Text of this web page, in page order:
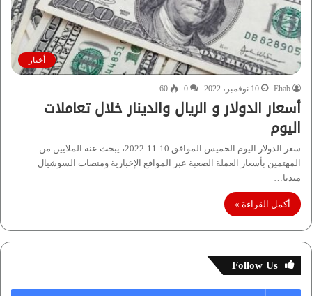
أخبار
Ehab 10 نوفمبر، 2022 0
60
أسعار الدولار و الريال والدينار خلال تعاملات
اليوم
سعر الدولار اليوم الخميس الموافق 10-11-2022، يبحث عنه الملايين من
المهتمين بأسعار العملة الصعبة عبر المواقع الإخبارية ومنصات السوشيال
ميديا…
أكمل القراءة »
Follow Us